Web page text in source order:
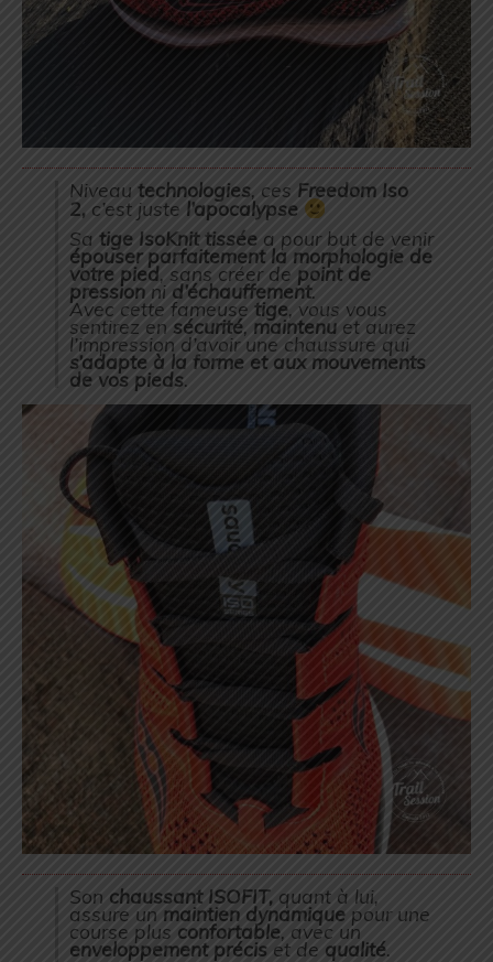
Niveau technologies, ces Freedom Iso
2, c’est juste l’apocalypse
Sa tige IsoKnit tissée a pour but de venir
épouser parfaitement la morphologie de
votre pied, sans créer de point de
pression ni d’échauffement.
Avec cette fameuse tige, vous vous
sentirez en sécurité, maintenu et aurez
l’impression d’avoir une chaussure qui
s’adapte à la forme et aux mouvements
de vos pieds.
Son chaussant ISOFIT, quant à lui,
assure un maintien dynamique pour une
course plus confortable, avec un
enveloppement précis et de qualité.